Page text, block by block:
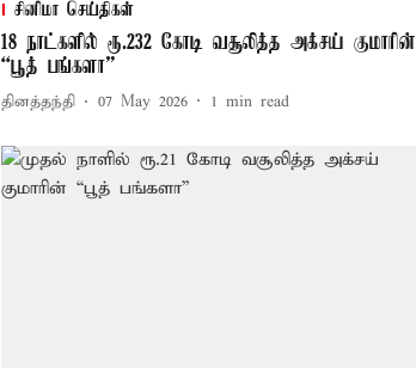
சினிமா செய்திகள்
18 நாட்களில் ரூ.232 கோடி வசூலித்த அக்சய் குமாரின்
“பூத் பங்களா”
தினத்தந்தி 07 May 2026 1 min read